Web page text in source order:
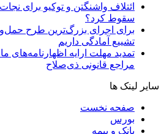
ائتلاف واشنگتن و توکیو برای
سقوط کرد؟
برای اجرای بزرگ‌ترین طرح
تشییع آمادگی داریم
تمدید مهلت ارایه اظهارنامه‌های
مراجع قانونی ذی‌‏صلاح
سایر لینک ها
صفحه نخست
بورس
بانک و بیمه